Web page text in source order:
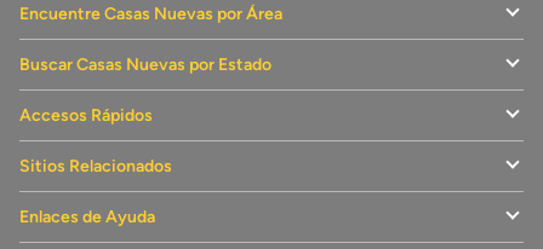
Encuentre Casas Nuevas por Área
Buscar Casas Nuevas por Estado
Accesos Rápidos
Sitios Relacionados
Enlaces de Ayuda